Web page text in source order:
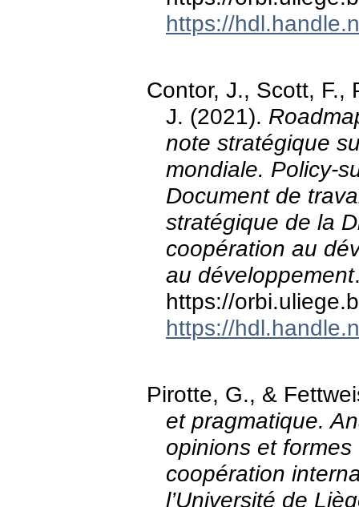
https://
Contor, J., Scott, F.,
J. (2021).
note stratégique
mondiale. Policy-
Document de
stratégique de la
coopération au
au développement
https://
https://
Pirotte, G., &
et pragmatique.
opinions et formes
coopération
l’Université de